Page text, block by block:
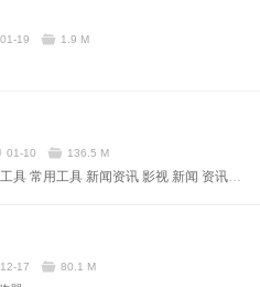
01-19 1.9 M
01-10 136.5 M
工具 常用工具 新闻资讯 影视 新闻 资讯 浏
12-17 80.1 M